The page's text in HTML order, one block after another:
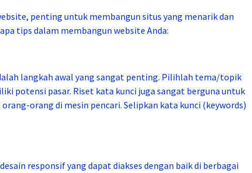
penting untuk membangun situs yang menarik dan
tips dalam membangun website Anda:
langkah awal yang sangat penting. Pilihlah tema/topik
potensi pasar. Riset kata kunci juga sangat berguna untuk
orang di mesin pencari. Selipkan kata kunci (keywords)
responsif yang dapat diakses dengan baik di berbagai